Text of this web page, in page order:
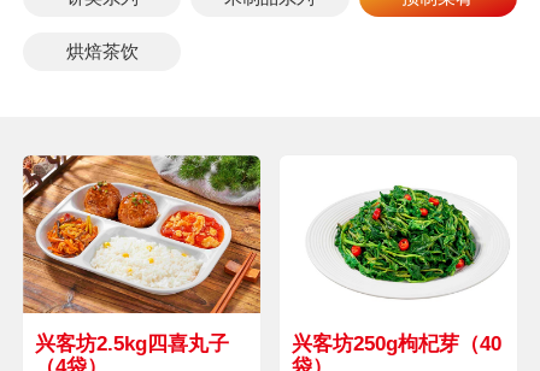
烘焙茶饮
兴客坊2.5kg四喜丸子
兴客坊250g枸杞芽（40